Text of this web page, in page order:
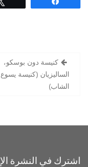
كنيسة دون بوسكو،
الساليزيان (كنيسة يسوع
الشاب)
اشترك في النشرة